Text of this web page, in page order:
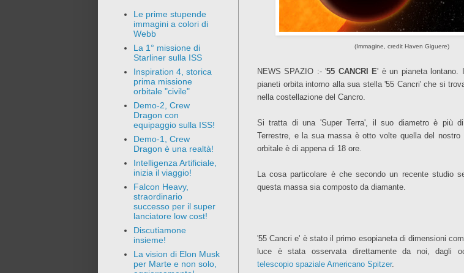
(Immagine, credit Haven Giguere)
NEWS SPAZIO :- '55 CANCRI E' è un pianeta lontano.
pianeti orbita intorno alla sua stella '55 Cancri' che si
nella costellazione del Cancro.
Si tratta di una 'Super Terra', il suo diametro è più
Terrestre, e la sua massa è otto volte quella del nostro
orbitale è di appena di 18 ore
La cosa particolare è che secondo un recente studio
questa massa sia composto da diamante.
'55 Cancri e' è stato il primo esopianeta di dimensioni
luce è stata osservata direttamente da noi, dagli
telescopio spaziale Americano Spitzer.
Le prime stupende
immagini a colori di
Webb
La 1° missione di
Starliner sulla ISS
Inspiration 4, storica
prima missione
orbitale "civile"
Demo-2, Crew
Dragon con
equipaggio sulla ISS!
Demo-1, Crew
Dragon è una realtà!
Intelligenza Artificiale,
inizia il viaggio!
Falcon Heavy,
straordinario
successo per il super
lanciatore low cost!
Discutiamone
insieme!
La vision di Elon Musk
per Marte e non solo,